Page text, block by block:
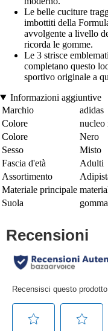
Le belle cuciture
imbottiti della
avvolgente a livello
ricorda le gomme.
Le 3 strisce
completano questo
sportivo originale a
Informazioni aggiuntive
Marchio
adidas
Colore
nucleo
Colore
Nero
Sesso
Misto
Fascia d'età
Adulti
Assortimento
Materiale principale
Suola